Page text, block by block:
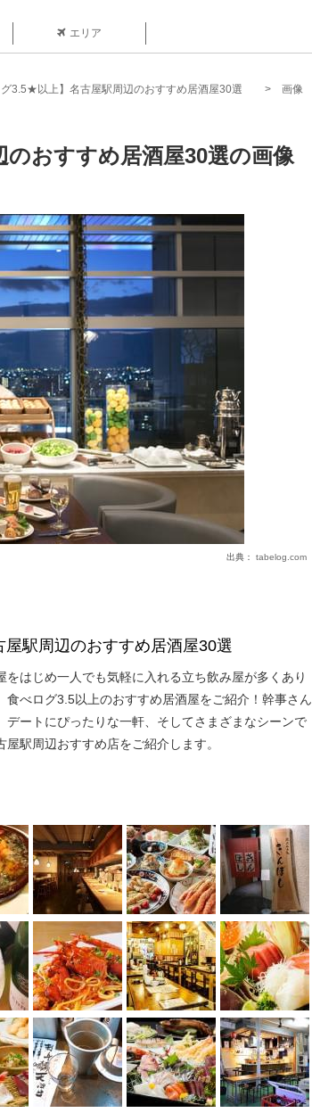
エリア
グ3.5★以上】名古屋駅周辺のおすすめ居酒屋30選 画像
のおすすめ居酒屋30選の画像
出典： tabelog.com
駅周辺のおすすめ居酒屋30選
はじめ一人でも気軽に入れる立ち飲み屋が多くあり
食べログ3.5以上のおすすめ居酒屋をご紹介！幹事さん
デートにぴったりな一軒、そしてさまざまなシーンで
駅周辺おすすめ店をご紹介します。